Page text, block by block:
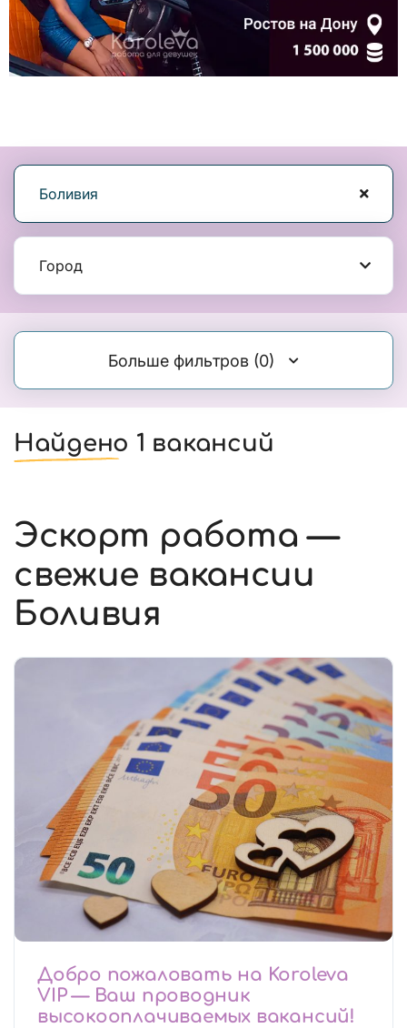
Боливия
Город
Больше фильтров (0)
Найдено 1 вакансий
Эскорт работа —
свежие вакансии
Боливия
Добро пожаловать на Koroleva
VIP — Ваш проводник
высокооплачиваемых вакансий!